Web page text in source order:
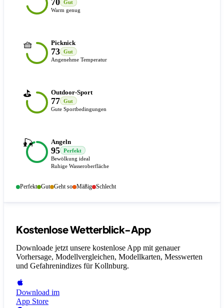
70
Gut
Warm genug
🧺 Picknick
73
Gut
Angenehme Temperatur
⛳ Outdoor-Sport
77
Gut
Gute Sportbedingungen
🎣 Angeln
95
Perfekt
Bewölkung ideal
Ruhige Wasseroberfläche
Perfekt Gut Geht so Mäßig Schlecht
Kostenlose Wetterblick-App
Downloade jetzt unsere kostenlose App mit genauer
Vorhersage, Modellvergleichen, Modellkarten, Messwerten
und Gefahrenindizes für Kollnburg.
Download im
App Store